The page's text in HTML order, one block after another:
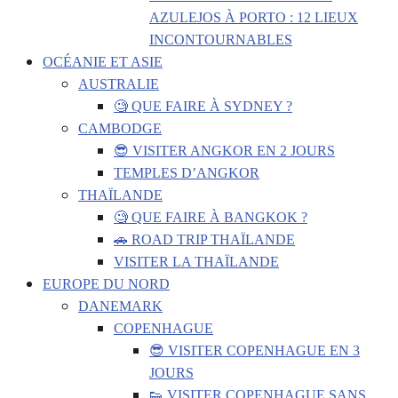
AZULEJOS À PORTO : 12 LIEUX
INCONTOURNABLES
OCÉANIE ET ASIE
AUSTRALIE
🧐 QUE FAIRE À SYDNEY ?
CAMBODGE
😎 VISITER ANGKOR EN 2 JOURS
TEMPLES D’ANGKOR
THAÏLANDE
🧐 QUE FAIRE À BANGKOK ?
🚗 ROAD TRIP THAÏLANDE
VISITER LA THAÏLANDE
EUROPE DU NORD
DANEMARK
COPENHAGUE
😎 VISITER COPENHAGUE EN 3
JOURS
👟 VISITER COPENHAGUE SANS